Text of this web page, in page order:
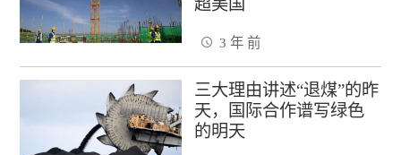
超美国
3 年 前
三大理由讲述“退煤”的昨
天，国际合作谱写绿色
的明天